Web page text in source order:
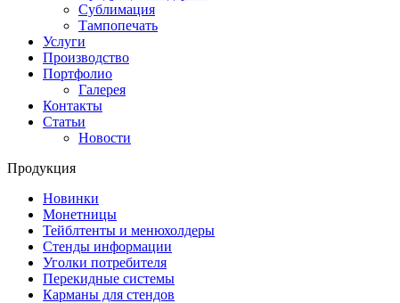
Сублимация
Тампопечать
Услуги
Производство
Портфолио
Галерея
Контакты
Статьи
Новости
Продукция
Новинки
Монетницы
Тейблтенты и менюхолдеры
Стенды информации
Уголки потребителя
Перекидные системы
Карманы для стендов